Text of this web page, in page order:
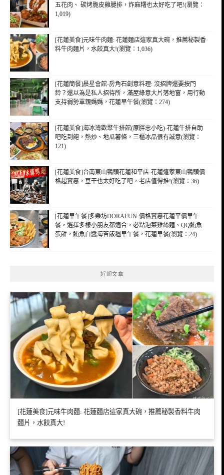
五花肉、 碳烤脆皮雞腿排，炸麻糬也太好吃了吧!(瀏覽：
1,019)
[花蓮美食]元味牛肉麵: 花蓮麵店這家真大碗，推薦秘製香
料牛肉麵片，水餃真大!(瀏覽：1,036)
[花蓮簡餐]晨星會館-房角石創意料理: 沒招牌還要按門
鈴？還以為是私人招待所，滿屋綠意大片落地窗，用行動
支持弱勢單親媽媽，花蓮早午餐(瀏覽：274)
[花蓮美食]海冰灣歡聚牛排館(原胖忠小吃)-花蓮牛排自助
吧吃到飽，熱炒、地瓜薯條，三櫃冰品很有誠意(瀏覽：
121)
[花蓮美食]台南東山鴨頭花蓮和平店-花蓮這家東山鴨頭價
格超實惠，豆干也太好吃了吧，老店值得推!(瀏覽：36)
[花蓮早午餐]多樂坊DORAFUN-價格實惠花蓮平價早午
餐，選擇多樣小朋友都適合，必點泡菜雞絲麵、QQ鮪魚
蛋餅，鮪魚白醬海苔飯糰早午餐，花蓮早餐(瀏覽：24)
近期文章
[花蓮美食]元味牛肉麵: 花蓮麵店這家真大碗，推薦秘製香料牛肉
麵片，水餃真大!